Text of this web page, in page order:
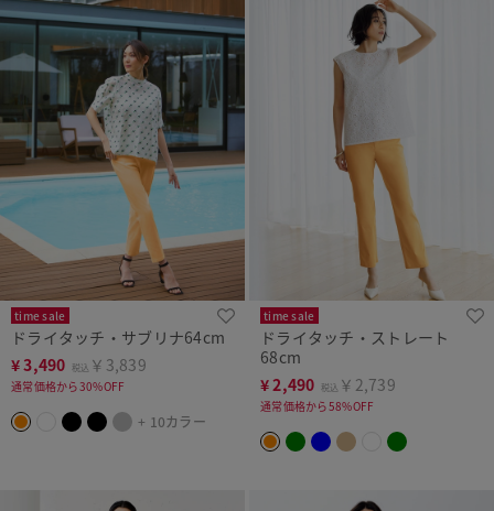
time sale
ドライタッチ・サブリナ64cm
¥3,490 税込 ￥3,839
通常価格から30%OFF
+ 10カラー
time sale
ドライタッチ・ストレート
68cm
¥2,490 税込 ￥2,739
通常価格から58%OFF